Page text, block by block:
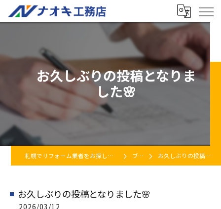
お久しぶりの投稿となりま
した🌸
札幌でリフォーム業者をお探しなら株式会社ナオキ工務店 ブログ お久しぶりの投稿となりました🌸
お久しぶりの投稿となりました🌸
2026/03/12